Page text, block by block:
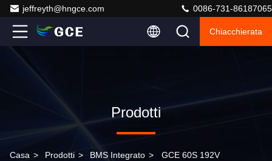
jeffreyth@hngce.com 0086-731-86187065
Chiacchierata
Prodotti
Casa > Prodotti > BMS Integrato > GCE 60S 192V